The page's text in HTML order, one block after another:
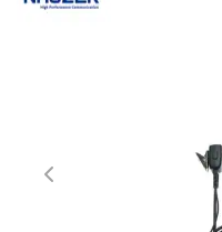
Previous